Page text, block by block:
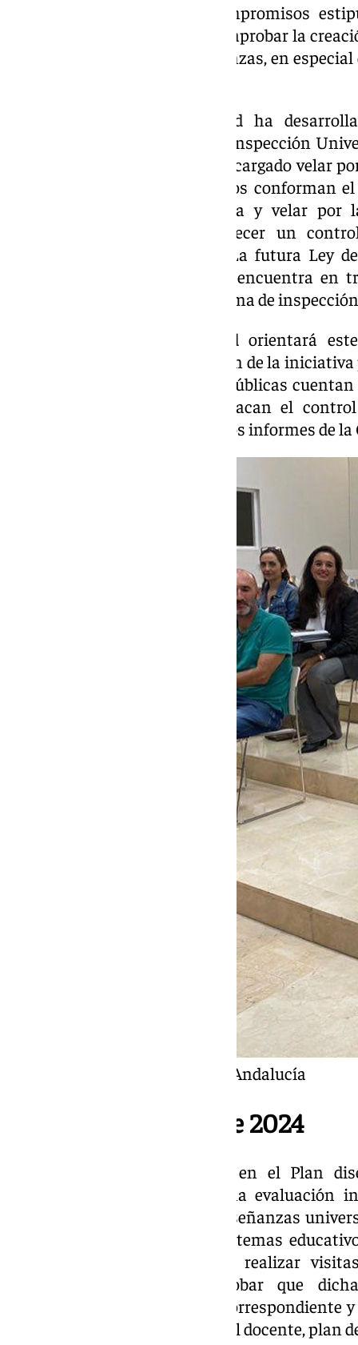
requisitos, condiciones y compromisos
proyectos universitarios, para aprobar la
para la impartición de enseñanzas, en
La Consejería de Universidad ha
Andalucía del primer Plan de Inspección
de habilitación del personal encargado velar
el terreno. Ambos instrumentos conforman
ofrecer más seguridad jurídica y velar
educación superior al establecer un
Administración autonómica. La futura Ley
(LUPA), cuyo anteproyecto se encuentra
puesta en marcha de este sistema de
La Consejería de Universidad orientará
proyectos educativos que surjan de la
las instituciones académicas públicas
vigilancia, entre los que destacan el
auditorías externas o los propios informes de
Inspectores de la Junta de Andalucía
Plan de Inspección de 2024
De acuerdo con lo recogido en el Plan
inspectores deben realizar una evaluación
existencia de iniciativas de enseñanzas
expiden títulos conforme a sistemas
estudio, este personal ha de realizar
documentación para comprobar que
autorización administrativa correspondiente
cuanto a profesorado y personal docente, plan